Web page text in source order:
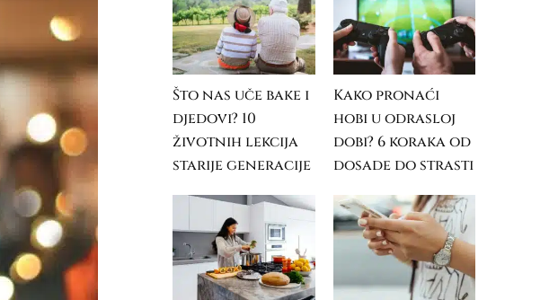
Što nas uče bake i
djedovi? 10
životnih lekcija
starije generacije
Kako pronaći
hobi u odrasloj
dobi? 6 koraka od
dosade do strasti